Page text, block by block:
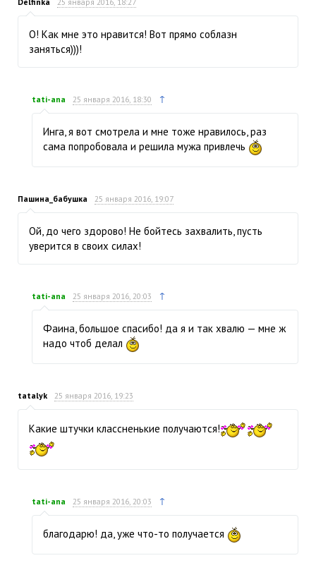
О! Как мне это нравится! Вот прямо соблазн
заняться)))!
tati-ana 25 января 2016, 18:30 ↑
Инга, я вот смотрела и мне тоже нравилось, раз
сама попробовала и решила мужа привлечь
Пашина_бабушка 25 января 2016, 19:07
Ой, до чего здорово! Не бойтесь захвалить, пусть
уверится в своих силах!
tati-ana 25 января 2016, 20:03 ↑
Фаина, большое спасибо! да я и так хвалю — мне ж
надо чтоб делал
tatalyk 25 января 2016, 19:23
Какие штучки классненькие получаются!
tati-ana 25 января 2016, 20:03 ↑
благодарю! да, уже что-то получается